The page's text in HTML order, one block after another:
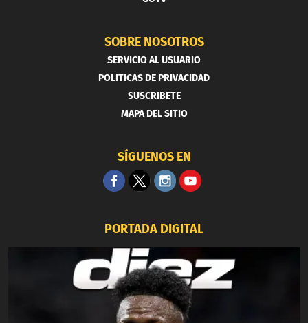
SOBRE NOSOTROS
SERVICIO AL USUARIO
POLITICAS DE PRIVACIDAD
SUSCRIBETE
MAPA DEL SITIO
SÍGUENOS EN
PORTADA DIGITAL